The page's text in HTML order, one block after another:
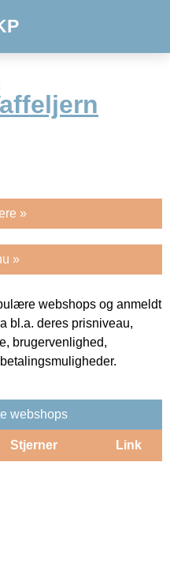
»
»
webshops og anmeldt
bl.a. deres prisniveau,
brugervenlighed,
webshops
Stjerner Link